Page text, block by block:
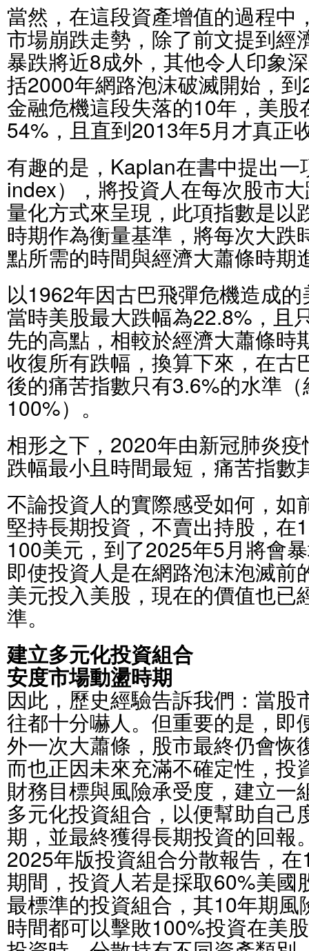
當然，在這段資產增值的過程中
市場崩跌走勢，除了前文提到經
暴跌將近8成外，其他令人印象
括2000年網路泡沫破滅開始，
金融危機這段失落的10年，美
54%，且直到2013年5月才真正
有趣的是，Kaplan在書中提出
index），將投資人在每次股市
量化方式來呈現，此項指數是以
時期作為衡量基準，將每次大跌
點所需的時間與經濟大蕭條時期
以1962年因古巴飛彈危機造成
當時美股最大跌幅為22.8%，且
先的高點，相較於經濟大蕭條時
收復所有跌幅，換算下來，在古
後的痛苦指數只有3.6%的水準
100%）。
相形之下，2020年由新冠肺炎
跌幅最小且時間最短，痛苦指數
不論投資人的實際感受如何，如
堅持長期投資，不賣出持股，在
100美元，到了2025年5月將會
即使投資人是在網路泡沫泡滅前
美元投入美股，現在的價值也已
準。
建立多元化投資組合
安度市場動盪時期
因此，歷史經驗告訴我們：當股
往都十分嚇人。但重要的是，即
外一次大蕭條，股市最終仍會恢
而也正因未來充滿不確定性，投
財務目標與風險承受度，建立一
多元化投資組合，以便幫助自己
期，並最終獲得長期投資的回報
2025年版投資組合分散報告，
期間，投資人若是採取60%美國
最標準的投資組合，其10年期
時間都可以擊敗100%投資在美